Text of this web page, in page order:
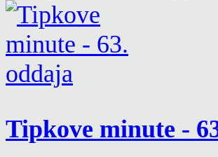
Tipkove minute -